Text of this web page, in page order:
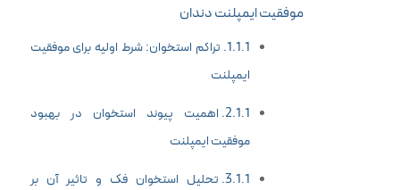
موفقیت ایمپلنت دندان
تراکم استخوان: شرط اولیه برای موفقیت
ایمپلنت
اهمیت پیوند استخوان در بهبود
موفقیت ایمپلنت
تحلیل استخوان فک و تاثیر آن بر